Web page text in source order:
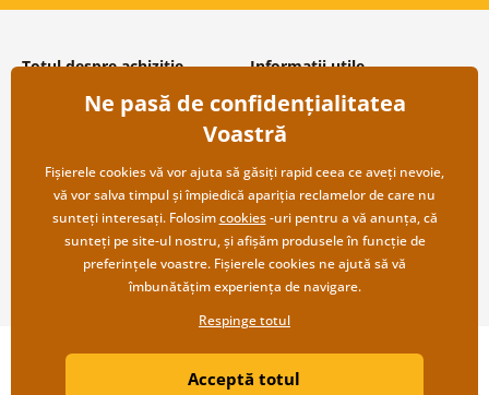
Totul despre achiziție
Condiții și termeni generali
Protecția datelor personale
Transport și modalități de plată
Returnare
Informații utile
Despre noi
Întrebări frecvente
Contacte
Cooperare angro
Copyright ©2019 © Dovido.ro.
Litvanyi.sk| Magazinul online a fost creat de
Ne pasă de confidențialitatea
Voastră
Fișierele cookies vă vor ajuta să găsiți rapid ceea ce aveți nevoie,
vă vor salva timpul și împiedică apariția reclamelor de care nu
sunteți interesați. Folosimcookies-uri pentru a vă anunța, că
sunteți pe site-ul nostru, și afișăm produsele în funcție de
preferințele voastre. Fișierele cookies ne ajută să vă
îmbunătățim experiența de navigare.
Respinge totul
Acceptă totul